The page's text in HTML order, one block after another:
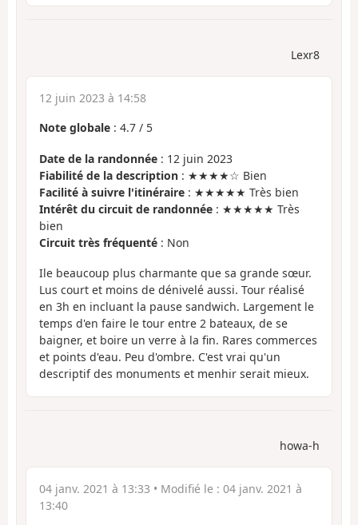
Lexr8
12 juin 2023 à 14:58
Note globale : 4.7 / 5
Date de la randonnée : 12 juin 2023
Fiabilité de la description : ★★★★☆ Bien
Facilité à suivre l'itinéraire : ★★★★★ Très bien
Intérêt du circuit de randonnée : ★★★★★ Très
bien
Circuit très fréquenté : Non
Ile beaucoup plus charmante que sa grande sœur.
Lus court et moins de dénivelé aussi. Tour réalisé
en 3h en incluant la pause sandwich. Largement le
temps d'en faire le tour entre 2 bateaux, de se
baigner, et boire un verre à la fin. Rares commerces
et points d'eau. Peu d'ombre. C'est vrai qu'un
descriptif des monuments et menhir serait mieux.
howa-h
04 janv. 2021 à 13:33 • Modifié le : 04 janv. 2021 à
13:40